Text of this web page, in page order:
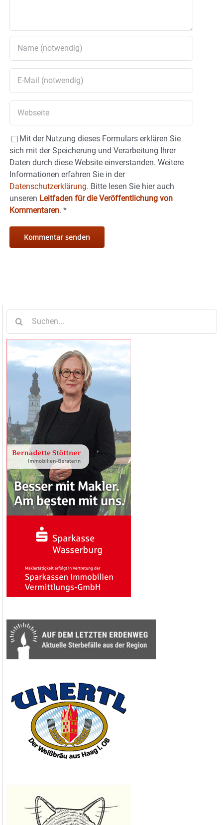
Mit der Nutzung dieses Formulars erklären Sie
sich mit der Speicherung und Verarbeitung Ihrer
Daten durch diese Website einverstanden. Weitere
Informationen erfahren Sie in der
Datenschutzerklärung. Bitte lesen Sie hier auch
unseren Leitfaden für die Veröffentlichung von
Kommentaren. *
nach: